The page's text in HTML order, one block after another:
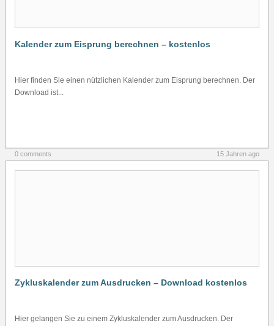
Kalender zum Eisprung berechnen – kostenlos
Hier finden Sie einen nützlichen Kalender zum Eisprung berechnen. Der
Download ist...
0 comments 15 Jahren ago
Zykluskalender zum Ausdrucken – Download kostenlos
Hier gelangen Sie zu einem Zykluskalender zum Ausdrucken. Der